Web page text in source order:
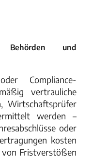
Behörden und
Compliance-
vertrauliche
Wirtschaftsprüfer
werden –
oder
kosten
Fristverstößen